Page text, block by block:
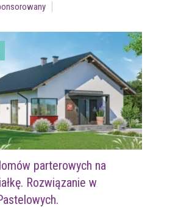
parterowych na
Rozwiązanie w